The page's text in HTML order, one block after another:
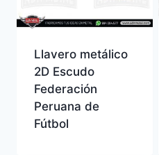
Llavero metálico
2D Escudo
Federación
Peruana de
Fútbol